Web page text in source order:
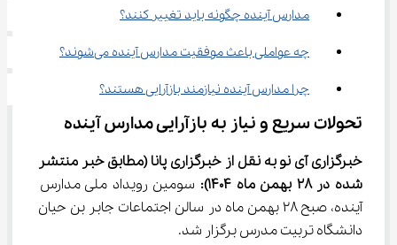
مدارس آینده چگونه باید تغییر کنند؟
چه عواملی باعث موفقیت مدارس آینده می‌شوند؟
چرا مدارس آینده نیازمند بازآرایی هستند؟
تحولات سریع و نیاز به بازآرایی مدارس آینده
خبرگزاری آی نو به نقل از خبرگزاری پانا (مطابق خبر منتشر
شده در 28 بهمن ماه 1404) : سومین رویداد ملی مدارس
آینده، صبح ۲۸ بهمن ماه در سالن اجتماعات جابر بن حیان
دانشگاه تربیت مدرس برگزار شد.